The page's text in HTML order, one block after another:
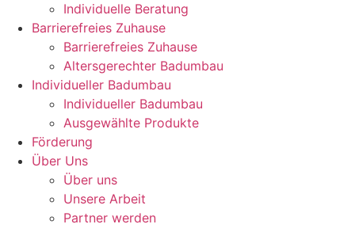
Individuelle Beratung
Barrierefreies Zuhause
Barrierefreies Zuhause
Altersgerechter Badumbau
Individueller Badumbau
Individueller Badumbau
Ausgewählte Produkte
Förderung
Über Uns
Über uns
Unsere Arbeit
Partner werden